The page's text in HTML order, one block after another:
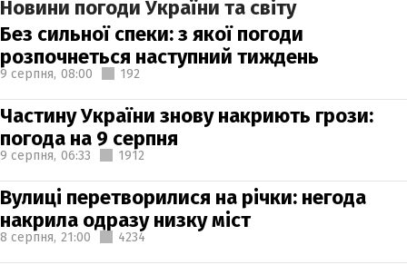
Новини погоди України та світу
Без сильної спеки: з якої погоди
розпочнеться наступний тиждень
9 серпня, 08:00 192
Частину України знову накриють грози:
погода на 9 серпня
9 серпня, 06:33 1912
Вулиці перетворилися на річки: негода
накрила одразу низку міст
8 серпня, 21:00 4234